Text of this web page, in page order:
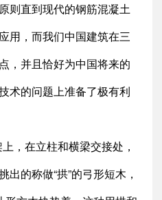
则直到现代的钢筋混凝土
用，而我们中国建筑在三
，并且恰好为中国将来的
术的问题上准备了极有利
，在立柱和横梁交接处，
的称做“拱”的弓形短木，